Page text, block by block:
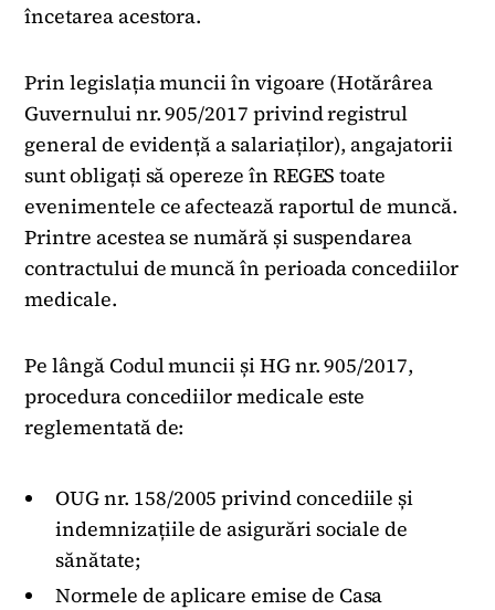
încetarea acestora.
Prin legislația muncii în vigoare (Hotărârea
Guvernului nr. 905/2017 privind registrul
general de evidență a salariaților), angajatorii
sunt obligați să opereze în REGES toate
evenimentele ce afectează raportul de muncă.
Printre acestea se numără și suspendarea
contractului de muncă în perioada concediilor
medicale.
Pe lângă Codul muncii și HG nr. 905/2017,
procedura concediilor medicale este
reglementată de:
OUG nr. 158/2005 privind concediile și
indemnizațiile de asigurări sociale de
sănătate;
Normele de aplicare emise de Casa